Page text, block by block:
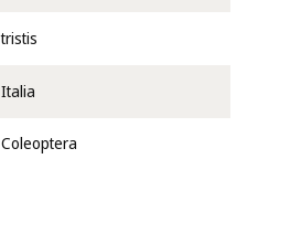
tristis
Italia
Coleoptera